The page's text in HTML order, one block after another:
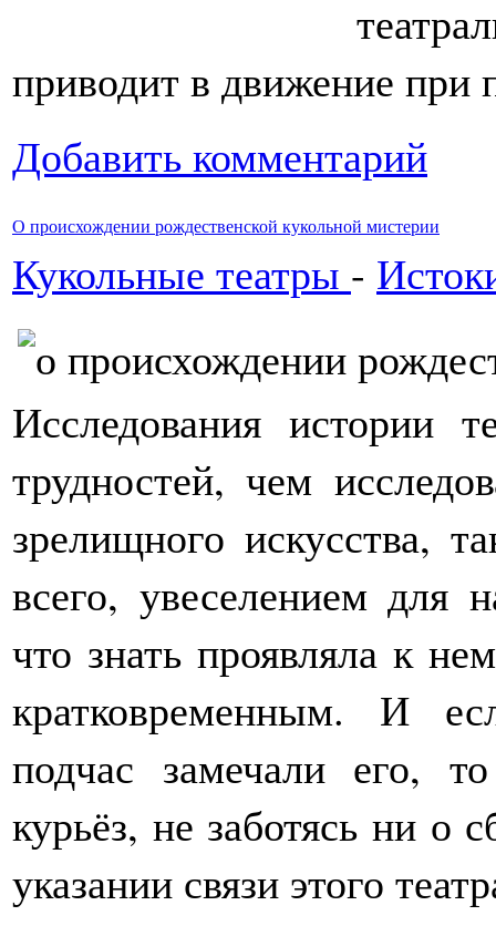
приводит в движение при
Добавить комментарий
О происхождении рождественской кукольной мистерии
Кукольные театры -
Исследования истории
трудностей, чем
зрелищного искусства,
всего, увеселением для
что знать проявляла к
кратковременным. И
подчас замечали его,
курьёз, не заботясь ни о
указании связи этого